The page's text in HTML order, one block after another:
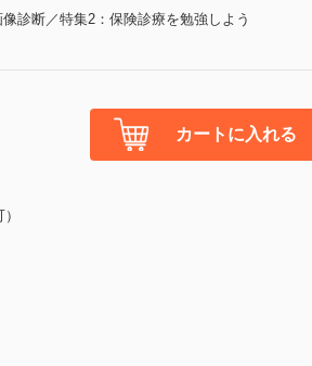
診断／特集2：保険診療を勉強しよう
カートに入れる